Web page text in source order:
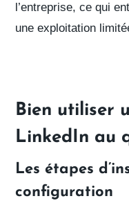
l’entreprise, ce qui
uneexploitation
Bien utiliser
LinkedIn au
Les étapes
configuration